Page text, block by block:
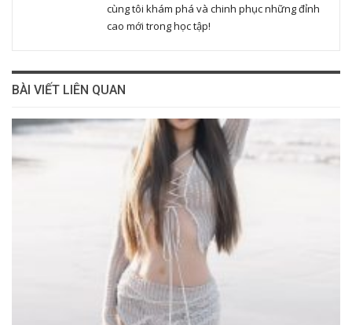
cùng tôi khám phá và chinh phục những đỉnh
cao mới trong học tập!
BÀI VIẾT LIÊN QUAN